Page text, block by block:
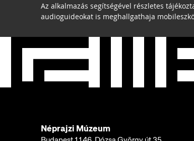
Az alkalmazás segítségével részletes
audioguideokat is meghallgathaja
Néprajzi Múzeum